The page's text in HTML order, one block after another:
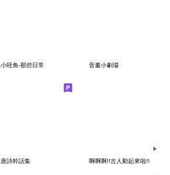
小呸角-那些日常 音畫小劇場
唐詩幹話集 啊啊啊!!古人動起來啦!!